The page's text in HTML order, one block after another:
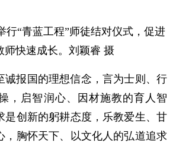
行“青蓝工程”师徒结对仪式，促进
师快速成长。刘颖睿 摄
诚报国的理想信念，言为士则、行
，启智润心、因材施教的育人智
是创新的躬耕态度，乐教爱生、甘
，胸怀天下、以文化人的弘道追求